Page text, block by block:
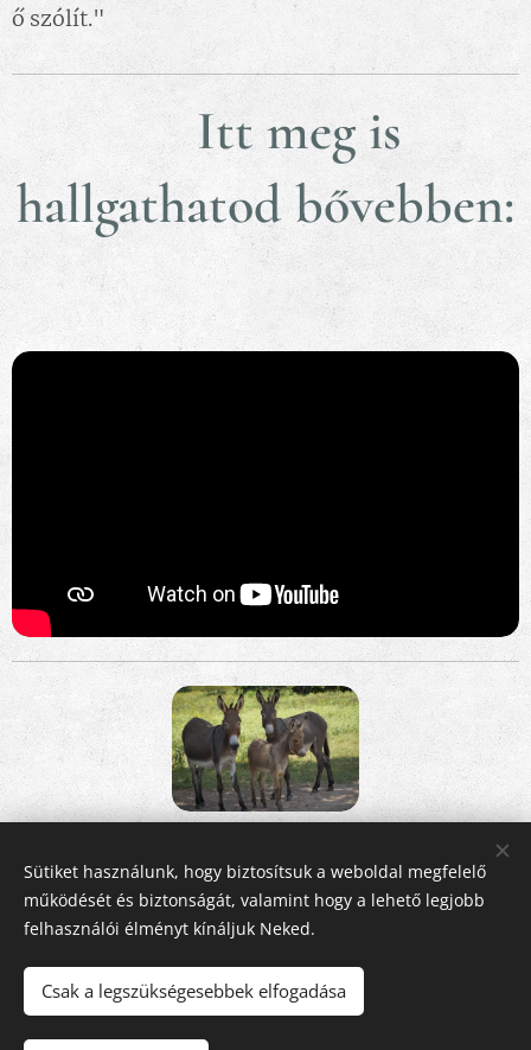
ő szólít."
🎧Itt meg is
hallgathatod bővebben:
👇
Share
Fehér Pegazus
Sütiket használunk, hogy biztosítsuk a weboldal megfelelő
működését és biztonságát, valamint hogy a lehető legjobb
felhasználói élményt kínáljuk Neked.
Csak a legszükségesebbek elfogadása